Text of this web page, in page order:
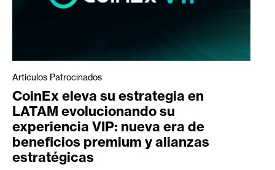
Artículos Patrocinados
CoinEx eleva su estrategia en
LATAM evolucionando su
experiencia VIP: nueva era de
beneficios premium y alianzas
estratégicas